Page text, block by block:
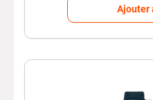
Ajouter